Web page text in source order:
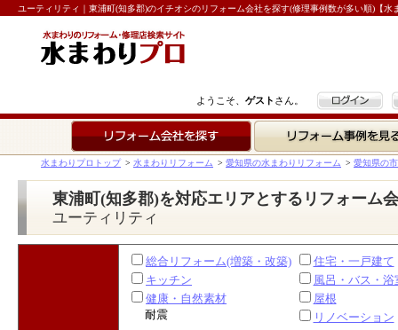
ユーティリティ｜東浦町(知多郡)のイチオシのリフォーム会社を探す(修理事例数が多い順)【水
ようこそ、 ゲスト さん。 ログイン
リフォーム事例を見る
水まわりプロトップ > 水まわりリフォーム > 愛知県の水まわりリフォーム > 愛知県の
東浦町(知多郡)を対応エリアとするリフォーム
ユーティリティ
総合リフォーム(増築・改築)
住宅・一戸建て
キッチン
風呂・バス・浴
健康・自然素材
屋根
耐震
リノベーション